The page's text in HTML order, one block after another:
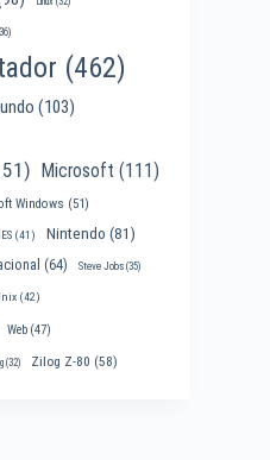
(462)
(103)
Microsoft (111)
Windows (51)
(41) Nintendo (81)
(64) Steve Jobs (35)
(42)
Web (47)
(32) Zilog Z-80 (58)